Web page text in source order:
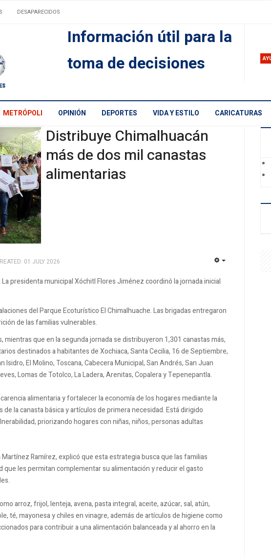
DESAPARECIDOS
Información útil para la
toma de decisiones
METRÓPOLI OPINIÓN DEPORTES VIDA Y ESTILO CARICATURAS
Distribuye Chimalhuacán
más de dos mil canastas
alimentarias
01 JULY 2026
presidenta municipal Xóchitl Flores Jiménez coordinó la jornada inicial
del Parque Ecoturístico El Chimalhuache. Las brigadas entregaron
de las familias vulnerables.
que en la segunda jornada se distribuyeron 1,301 canastas más,
destinados a habitantes de Xochiaca, Santa Cecilia, 16 de Septiembre,
Isidro, El Molino, Toscana, Cabecera Municipal, San Andrés, San Juan
Lomas de Totolco, La Ladera, Arenitas, Copalera y Tepenepantla.
alimentaria y fortalecer la economía de los hogares mediante la
la canasta básica y artículos de primera necesidad. Está dirigido
priorizando hogares con niñas, niños, personas adultas
Ramírez, explicó que esta estrategia busca que las familias
les permitan complementar su alimentación y reducir el gasto
arroz, frijol, lenteja, avena, pasta integral, aceite, azúcar, sal, atún,
té, mayonesa y chiles en vinagre, además de artículos de higiene como
para contribuir a una alimentación balanceada y al ahorro en la